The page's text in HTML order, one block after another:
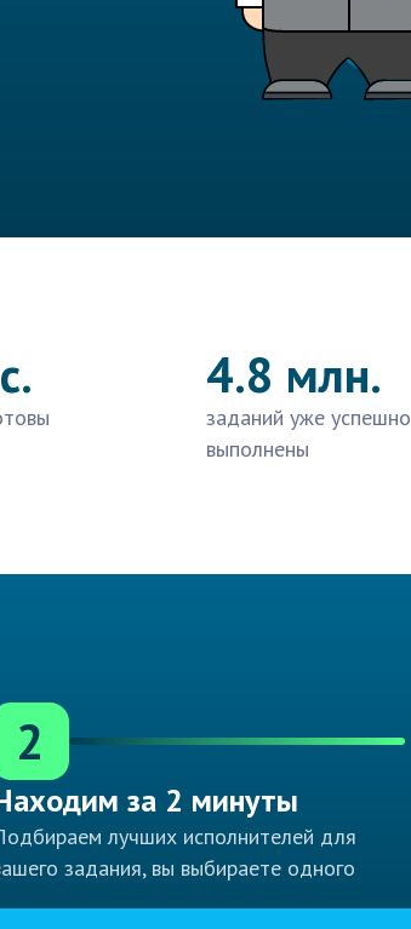
4.8 млн.
заданий уже успешно
выполнены
2
за 2 минуты
лучших исполнителей для
задания, вы выбираете одного